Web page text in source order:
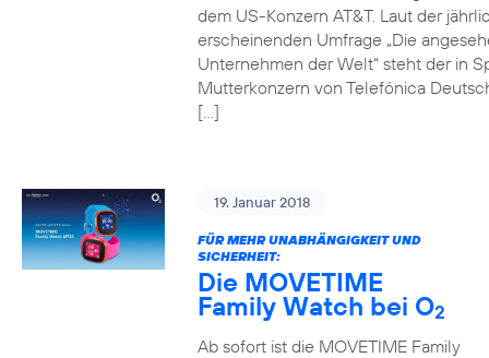
dem US-Konzern AT&T. Laut der
erscheinenden Umfrage „Die
Unternehmen der Welt“ steht der in
Mutterkonzern von Telefónica
[…]
19. Januar 2018
FÜR MEHR UNABHÄNGIGKEIT UND
SICHERHEIT:
Die MOVETIME
Family Watch bei O2
Ab sofort ist die MOVETIME Family